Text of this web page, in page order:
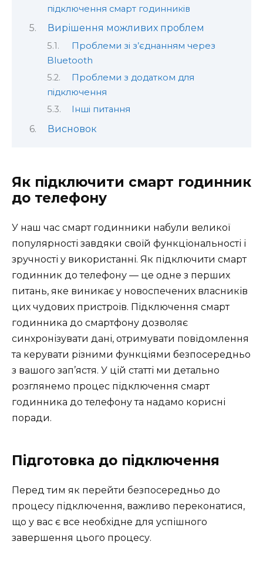
підключення смарт годинників
Вирішення можливих проблем
Проблеми зі з’єднанням через
Bluetooth
Проблеми з додатком для
підключення
Інші питання
Висновок
Як підключити смарт годинник
до телефону
У наш час смарт годинники набули великої
популярності завдяки своїй функціональності і
зручності у використанні. Як підключити смарт
годинник до телефону — це одне з перших
питань, яке виникає у новоспечених власників
цих чудових пристроїв. Підключення смарт
годинника до смартфону дозволяє
синхронізувати дані, отримувати повідомлення
та керувати різними функціями безпосередньо
з вашого зап’ястя. У цій статті ми детально
розглянемо процес підключення смарт
годинника до телефону та надамо корисні
поради.
Підготовка до підключення
Перед тим як перейти безпосередньо до
процесу підключення, важливо переконатися,
що у вас є все необхідне для успішного
завершення цього процесу.